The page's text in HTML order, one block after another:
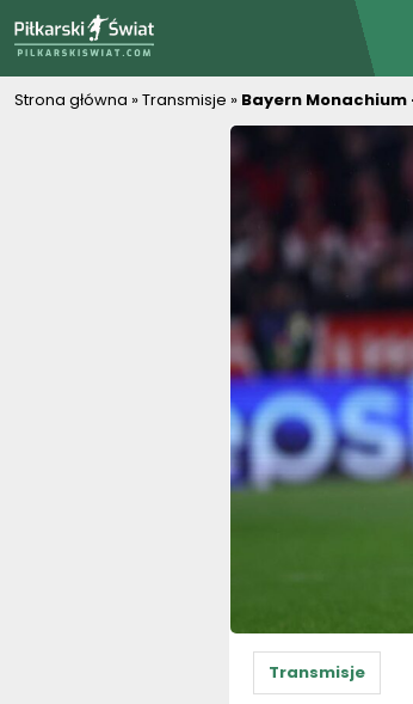
Strona główna »Transmisje » Bayern Monachium
Transmisje